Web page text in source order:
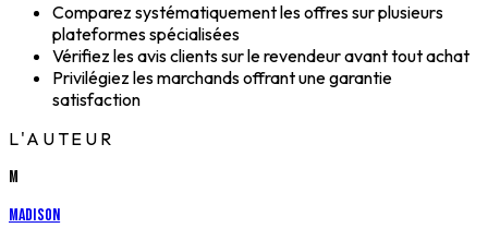
Comparez systématiquement les offres sur plusieurs
plateformes spécialisées
Vérifiez les avis clients sur le revendeur avant tout achat
Privilégiez les marchands offrant une garantie
satisfaction
L'AUTEUR
M
Madison